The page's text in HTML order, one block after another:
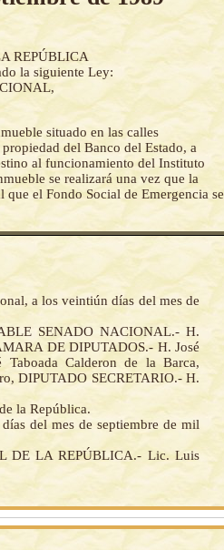
REPÚBLICA
la siguiente Ley:
situado en las calles
del Banco del Estado, a
al funcionamiento del Instituto
se realizará una vez que la
el Fondo Social de Emergencia se
a los veintiún días del mes de
SENADO NACIONAL.- H.
DE DIPUTADOS.- H. José
Taboada Calderon de la Barca,
DIPUTADO SECRETARIO.- H.
la República.
del mes de septiembre de mil
DE LA REPÚBLICA.- Lic. Luis